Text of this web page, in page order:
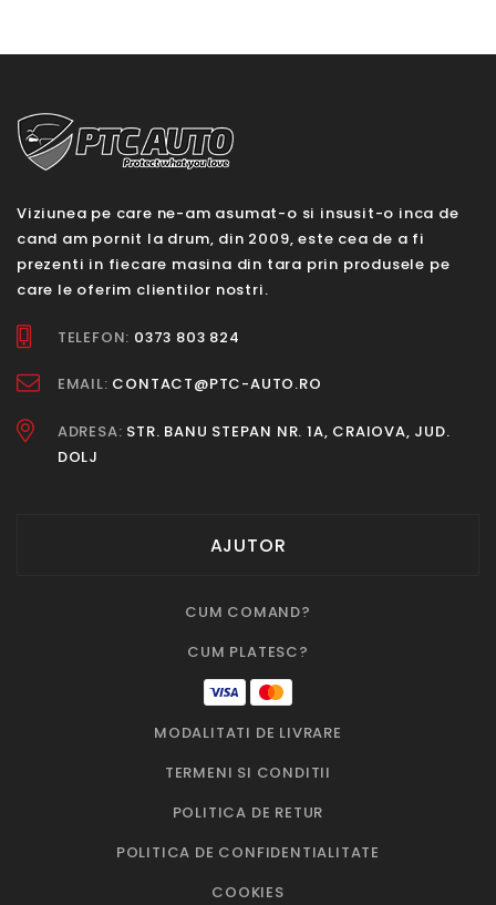
Viziunea pe care ne-am asumat-o si insusit-o inca de
cand am pornit la drum, din 2009, este cea de a fi
prezenti in fiecare masina din tara prin produsele pe
care le oferim clientilor nostri.
TELEFON: 0373 803 824
EMAIL: CONTACT@PTC-AUTO.RO
ADRESA: STR. BANU STEPAN NR. 1A, CRAIOVA, JUD.
DOLJ
AJUTOR
CUM COMAND?
CUM PLATESC?
MODALITATI DE LIVRARE
TERMENI SI CONDITII
POLITICA DE RETUR
POLITICA DE CONFIDENTIALITATE
COOKIES